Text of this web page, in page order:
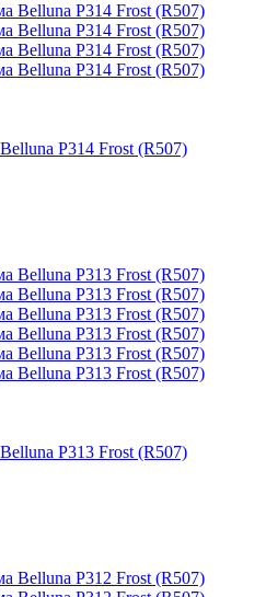
P314 Frost (R507)
P313 Frost (R507)